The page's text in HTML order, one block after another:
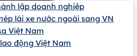
lập doanh nghiệp
lái xe nước ngoài sang VN
Việt Nam
động Việt Nam